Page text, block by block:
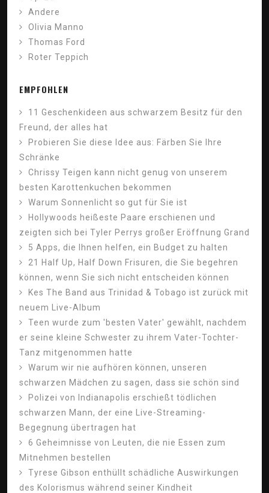
Andere
Olivia Manno
Thomas Ford
Roter Teppich
EMPFOHLEN
11 Geschenkideen aus schwarzem Besitz für den
Freund, der alles hat
Probieren Sie diese Idee aus: Färben Sie Ihre
Schränke
Chrissy Teigen kann nicht genug von unserem
besten Karottenkuchen bekommen
Warum Sonnenlicht so gut für Sie ist
Hollywoods heißeste Paare erschienen und
zeigten sich bei Tyler Perrys großer Eröffnung Grand
5 Apps, die Ihnen helfen, ein Budget zu halten
21 Half Up, Half Down Frisuren, die Sie begehren
können, wenn Sie sich nicht entscheiden können
Kes The Band aus Trinidad & Tobago ist zurück mit
neuem Live-Album
Teen wurde zum 'besten Vater' gewählt, nachdem
er seine kleine Schwester zu ihrem Vater-Tochter-
Tanz mitgenommen hatte
Warum wir nie aufhören können, unseren
schwarzen Mädchen zu sagen, dass sie schön sind
Polizei von Indianapolis erschießt tödlichen
schwarzen Mann, der eine Live-Streaming-
Begegnung übertragen hat
6 Geheimnisse von Leuten, die nie Essen zum
Mitnehmen bestellen
Tyrese Gibson enthüllt schädliche Auswirkungen
des Kolorismus während seiner Kindheit